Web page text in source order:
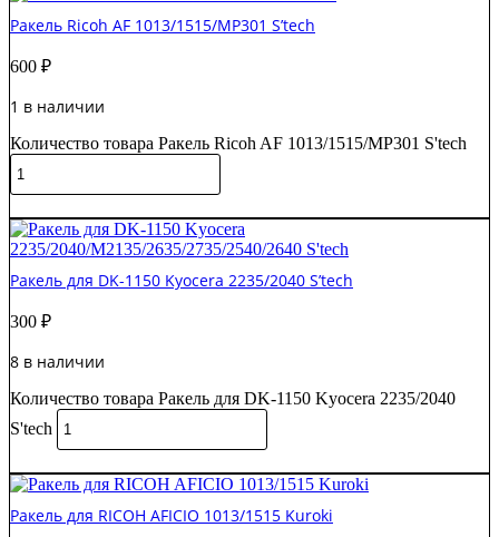
Ракель Ricoh AF 1013/1515/MP301 S’tech
600 ₽
1 в наличии
Количество товара Ракель Ricoh AF 1013/1515/MP301 S'tech
Ракель для DK-1150 Kyocera 2235/2040 S’tech
300 ₽
8 в наличии
Количество товара Ракель для DK-1150 Kyocera 2235/2040
S'tech
Ракель для RICOH AFICIO 1013/1515 Kuroki